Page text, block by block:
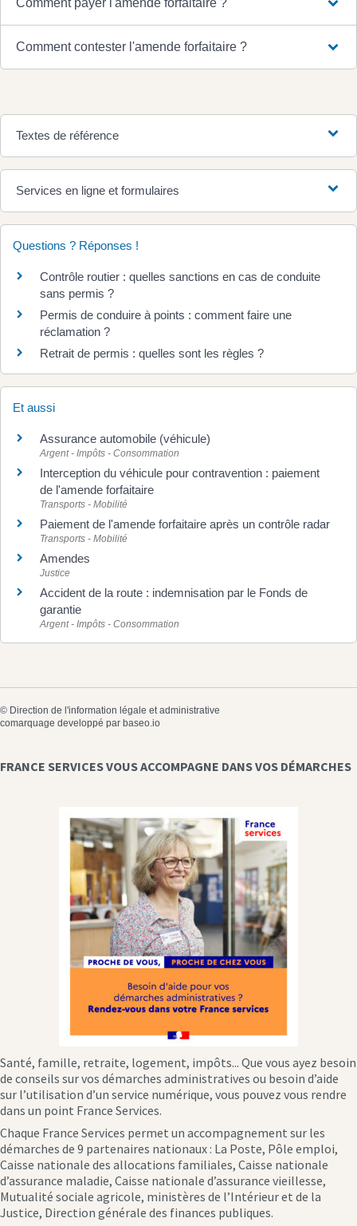
Comment payer l'amende forfaitaire ?
Comment contester l'amende forfaitaire ?
Textes de référence
Services en ligne et formulaires
Questions ? Réponses !
Contrôle routier : quelles sanctions en cas de conduite
sans permis ?
Permis de conduire à points : comment faire une
réclamation ?
Retrait de permis : quelles sont les règles ?
Et aussi
Assurance automobile (véhicule)
Argent - Impôts - Consommation
Interception du véhicule pour contravention : paiement
de l'amende forfaitaire
Transports - Mobilité
Paiement de l'amende forfaitaire après un contrôle radar
Transports - Mobilité
Amendes
Justice
Accident de la route : indemnisation par le Fonds de
garantie
Argent - Impôts - Consommation
© Direction de l'information légale et administrative
comarquage developpé par baseo.io
FRANCE SERVICES VOUS ACCOMPAGNE DANS VOS DÉMARCHES
Santé, famille, retraite, logement, impôts... Que vous ayez besoin
de conseils sur vos démarches administratives ou besoin d’aide
sur l’utilisation d’un service numérique, vous pouvez vous rendre
dans un point France Services.
Chaque France Services permet un accompagnement sur les
démarches de 9 partenaires nationaux : La Poste, Pôle emploi,
Caisse nationale des allocations familiales, Caisse nationale
d’assurance maladie, Caisse nationale d’assurance vieillesse,
Mutualité sociale agricole, ministères de l’Intérieur et de la
Justice, Direction générale des finances publiques.